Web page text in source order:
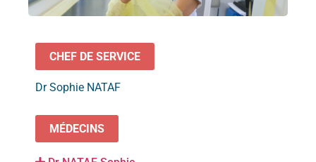
CHEF DE SERVICE
Dr Sophie NATAF
MÉDECINS